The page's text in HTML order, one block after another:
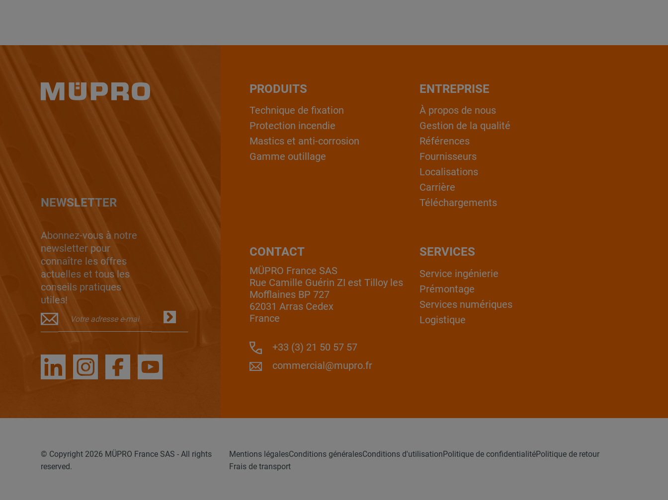
NEWSLETTER
Abonnez-vous à notre
newsletter pour
connaître les offres
actuelles et tous les
conseils pratiques
utiles!
PRODUITS
Technique de fixation
Protection incendie
Mastics et anti-corrosion
Gamme outillage
ENTREPRISE
À propos de nous
Gestion de la qualité
Références
Fournisseurs
Localisations
Carrière
Téléchargements
CONTACT
MÜPRO France SAS
Rue Camille Guérin ZI est Tilloy les
Mofflaines BP 727
62031 Arras Cedex
France
+33 (3) 21 50 57 57
commercial@mupro.fr
SERVICES
Service ingénierie
Prémontage
Services numériques
Logistique
© Copyright 2026 MÜPRO France SAS - All rights
reserved.
Mentions légalesConditions généralesConditions d'utilisationPolitique de confidentialitéPolitique de retour
Frais de transport